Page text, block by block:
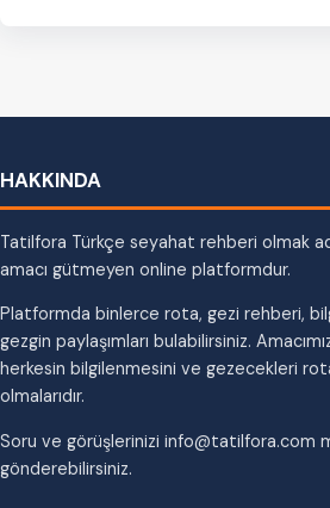
HAKKINDA
Tatilfora Türkçe seyahat rehberi olmak
amacı gütmeyen online platformdur.
Platformda binlerce rota, gezi rehberi,
gezgin paylaşımları bulabilirsiniz.
herkesin bilgilenmesini ve gezecekleri
olmalarıdır.
Soru ve görüşlerinizi info@tatilfora.com
gönderebilirsiniz.